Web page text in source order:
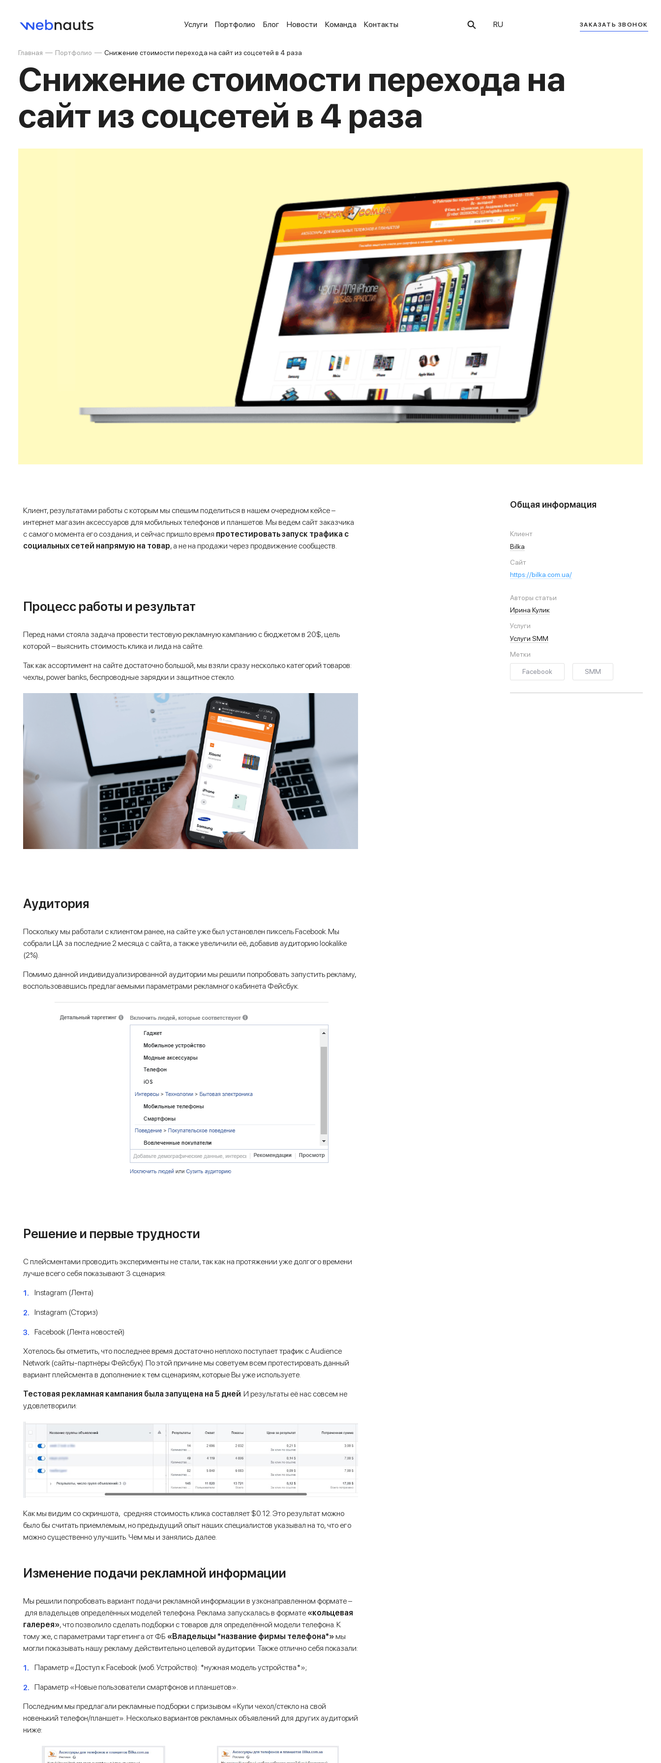
Услуги Портфолио Блог Новости Команда Контакты RU ЗАКАЗАТЬ ЗВОНОК
Главная Портфолио Снижение стоимости перехода на сайт из соцсетей в 4 раза
Снижение стоимости перехода на
сайт из соцсетей в 4 раза
Клиент, результатами работы с которым мы спешим поделиться в нашем очередном кейсе –
интернет магазин аксессуаров для мобильных телефонов и планшетов. Мы ведем сайт заказчика
с самого момента его создания, и сейчас пришло время протестировать запуск трафика с
социальных сетей напрямую на товар, а не на продажи через продвижение сообществ.
Процесс работы и результат
Перед нами стояла задача провести тестовую рекламную кампанию с бюджетом в 20$, цель
которой – выяснить стоимость клика и лида на сайте.
Так как ассортимент на сайте достаточно большой, мы взяли сразу несколько категорий товаров:
чехлы, power banks, беспроводные зарядки и защитное стекло.
Аудитория
Поскольку мы работали с клиентом ранее, на сайте уже был установлен пиксель Facebook. Мы
собрали ЦА за последние 2 месяца с сайта, а также увеличили её, добавив аудиторию lookalike
(2%).
Помимо данной индивидуализированной аудитории мы решили попробовать запустить рекламу,
воспользовавшись предлагаемыми параметрами рекламного кабинета Фейсбук.
Решение и первые трудности
С плейсментами проводить эксперименты не стали, так как на протяжении уже долгого времени
лучше всего себя показывают 3 сценария:
Instagram (Лента)
Instagram (Сториз)
Facebook (Лента новостей)
Хотелось бы отметить, что последнее время достаточно неплохо поступает трафик с Audience
Network (сайты-партнёры Фейсбук). По этой причине мы советуем всем протестировать данный
вариант плейсмента в дополнение к тем сценариям, которые Вы уже используете.
Тестовая рекламная кампания была запущена на 5 дней . И результаты её нас совсем не
удовлетворили:
Как мы видим со скриншота, средняя стоимость клика составляет $0.12. Это результат можно
было бы считать приемлемым, но предыдущий опыт наших специалистов указывал на то, что его
можно существенно улучшить. Чем мы и занялись далее.
Изменение подачи рекламной информации
Мы решили попробовать вариант подачи рекламной информации в узконаправленном формате –
для владельцев определённых моделей телефона. Реклама запускалась в формате «кольцевая
галерея», что позволило сделать подборки с товаров для определённой модели телефона. К
тому же, с параметрами таргетинга от ФБ «Владельцы *название фирмы телефона*»мы
могли показывать нашу рекламу действительно целевой аудитории. Также отлично себя показали:
Параметр «Доступ к Facebook (моб. Устройство): *нужная модель устройства*»;
Параметр «Новые пользователи смартфонов и планшетов».
Последним мы предлагали рекламные подборки с призывом «Купи чехол/стекло на свой
новенький телефон/планшет». Несколько вариантов рекламных объявлений для других аудиторий
ниже:
Общая информация
Клиент
Bilka
Сайт
https://bilka.com.ua/
Авторы статьи
Ирина Кулик
Услуги
Услуги SMM
Метки
Facebook SMM